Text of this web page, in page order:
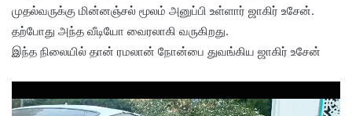
முதல்வருக்கு மின்னஞ்சல் மூலம் அனுப்பி உள்ளார் ஜாகிர் உசேன்.
தற்போது அந்த வீடியோ வைரலாகி வருகிறது.
இந்த நிலையில் தான் ரமலான் நோன்பை துவங்கிய ஜாகிர் உசேன்